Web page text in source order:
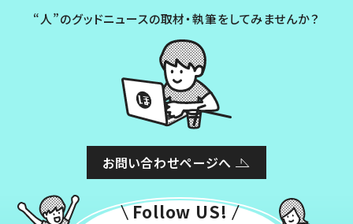
“人”のグッドニュースの取材・執筆をしてみませんか？
お問い合わせページへ
Follow US!